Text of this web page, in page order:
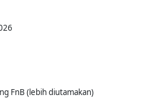
FnB (lebih diutamakan)